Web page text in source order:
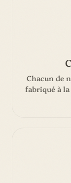
Chacun de
fabriqué à